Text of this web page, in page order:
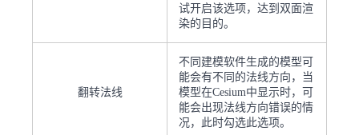
试开启该选项，达到双面渲
染的目的。
翻转法线
不同建模软件生成的模型可
能会有不同的法线方向，当
模型在Cesium中显示时，可
能会出现法线方向错误的情
况，此时勾选此选项。